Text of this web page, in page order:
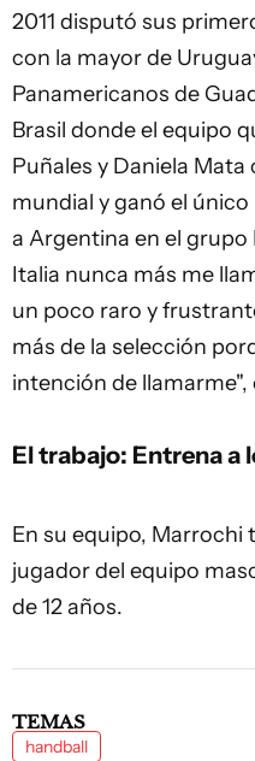
2011 disputó sus
con la mayor de
Panamericanos de
Brasil donde el equipo
Puñales y Daniela
mundial y ganó el
a Argentina en el grupo
Italia nunca más me
un poco raro y
más de la selección
intención de llamarme",
El trabajo: Entrena a
En su equipo,
jugador del equipo
de 12 años.
TEMAS
handball